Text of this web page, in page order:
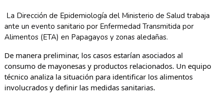
La Dirección de Epidemiología del Ministerio de Salud trabaja
ante un evento sanitario por Enfermedad Transmitida por
Alimentos (ETA) en Papagayos y zonas aledañas.
De manera preliminar, los casos estarían asociados al
consumo de mayonesas y productos relacionados. Un equipo
técnico analiza la situación para identificar los alimentos
involucrados y definir las medidas sanitarias.